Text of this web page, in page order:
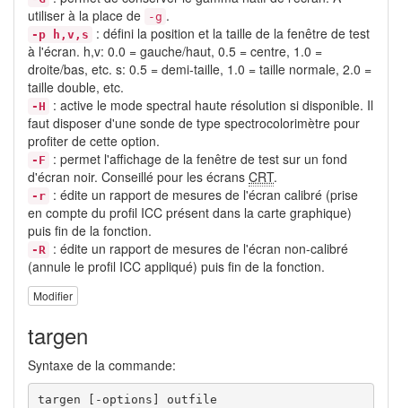
utiliser à la place de
-g .
-p h,v,s
: défini la position et la taille de la fenêtre de test
à l'écran. h,v: 0.0 = gauche/haut, 0.5 = centre, 1.0 =
droite/bas, etc. s: 0.5 = demi-taille, 1.0 = taille normale, 2.0 =
taille double, etc.
-H
: active le mode spectral haute résolution si disponible. Il
faut disposer d'une sonde de type spectrocolorimètre pour
profiter de cette option.
-F
: permet l'affichage de la fenêtre de test sur un fond
d'écran noir. Conseillé pour les écrans CRT.
-r : édite un rapport de mesures de l'écran calibré (prise
en compte du profil ICC présent dans la carte graphique)
puis fin de la fonction.
-R : édite un rapport de mesures de l'écran non-calibré
(annule le profil ICC appliqué) puis fin de la fonction.
Modifier
targen
Syntaxe de la commande:
targen [-options] outfile